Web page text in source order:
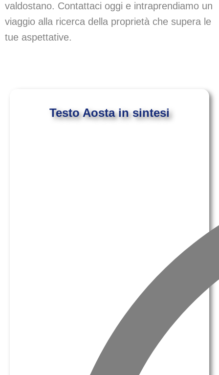
valdostano. Contattaci oggi e intraprendiamo un
viaggio alla ricerca della proprietà che supera le
tue aspettative.
Testo Aosta in sintesi